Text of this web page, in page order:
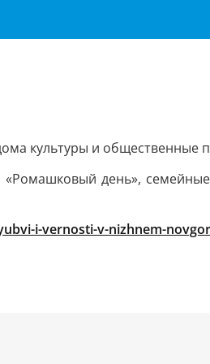
культуры и общественные
день»,
i-vernosti-v-nizhnem-